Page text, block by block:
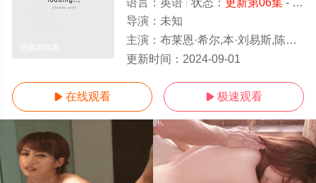
导演： 未知
主演： 布莱恩·希尔,本·刘易斯,陈为军,亚历克斯·吉布尼,Hugo,Berkeley,Osvalde,Lewat,Boss
更新时间： 2024-09-01
 在线观看  极速观看